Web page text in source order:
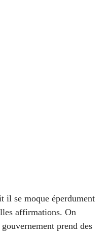
il se moque éperdument
affirmations. On
prend des